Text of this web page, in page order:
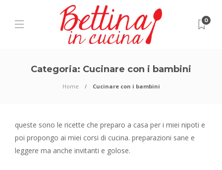
0
Categoria: Cucinare con i bambini
Home Cucinare con i bambini
queste sono le ricette che preparo a casa per i miei nipoti e
poi propongo ai miei corsi di cucina. preparazioni sane e
leggere ma anche invitanti e golose.